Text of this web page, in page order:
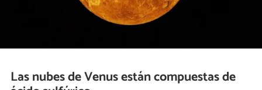
Las nubes de Venus están compuestas de